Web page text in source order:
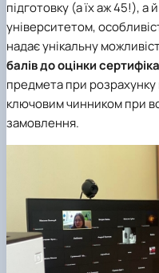
підготовку (а їх аж 45!), а
університетом,
надає унікальну
балів до оцінки
предмета при розрахунку
ключовим чинником при
замовлення.